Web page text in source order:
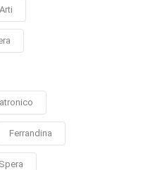
Ferrandina